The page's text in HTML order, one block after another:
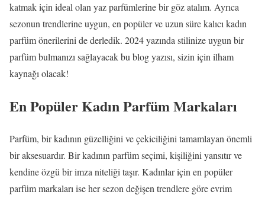
katmak için ideal olan yaz parfümlerine bir göz atalım. Ayrıca
sezonun trendlerine uygun, en popüler ve uzun süre kalıcı kadın
parfüm önerilerini de derledik. 2024 yazında stilinize uygun bir
parfüm bulmanızı sağlayacak bu blog yazısı, sizin için ilham
kaynağı olacak!
En Popüler Kadın Parfüm Markaları
Parfüm, bir kadının güzelliğini ve çekiciliğini tamamlayan önemli
bir aksesuardır. Bir kadının parfüm seçimi, kişiliğini yansıtır ve
kendine özgü bir imza niteliği taşır. Kadınlar için en popüler
parfüm markaları ise her sezon değişen trendlere göre evrim